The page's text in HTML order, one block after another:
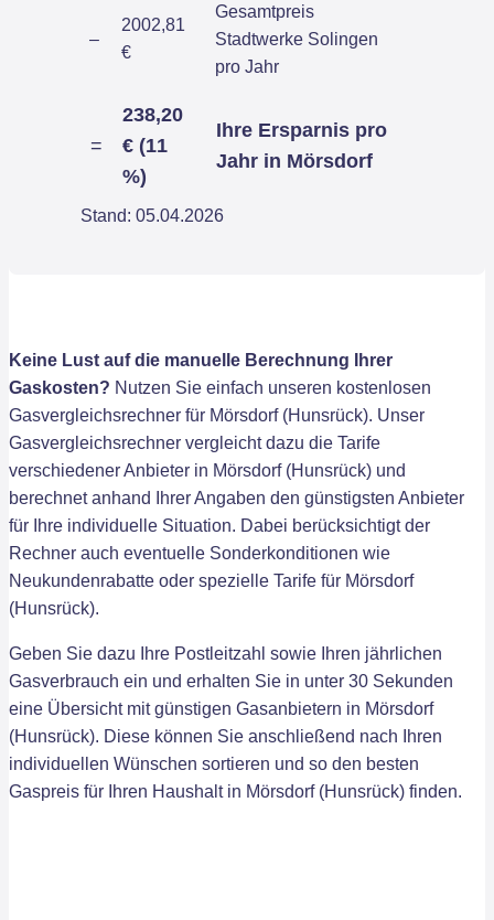
–
2002,81
€
Gesamtpreis
Stadtwerke Solingen
pro Jahr
=
238,20
€ (11
%)
Ihre Ersparnis pro
Jahr in Mörsdorf
Stand: 05.04.2026
Keine Lust auf die manuelle Berechnung Ihrer
Gaskosten? Nutzen Sie einfach unseren kostenlosen
Gasvergleichsrechner für Mörsdorf (Hunsrück). Unser
Gasvergleichsrechner vergleicht dazu die Tarife
verschiedener Anbieter in Mörsdorf (Hunsrück) und
berechnet anhand Ihrer Angaben den günstigsten Anbieter
für Ihre individuelle Situation. Dabei berücksichtigt der
Rechner auch eventuelle Sonderkonditionen wie
Neukundenrabatte oder spezielle Tarife für Mörsdorf
(Hunsrück).
Geben Sie dazu Ihre Postleitzahl sowie Ihren jährlichen
Gasverbrauch ein und erhalten Sie in unter 30 Sekunden
eine Übersicht mit günstigen Gasanbietern in Mörsdorf
(Hunsrück). Diese können Sie anschließend nach Ihren
individuellen Wünschen sortieren und so den besten
Gaspreis für Ihren Haushalt in Mörsdorf (Hunsrück) finden.